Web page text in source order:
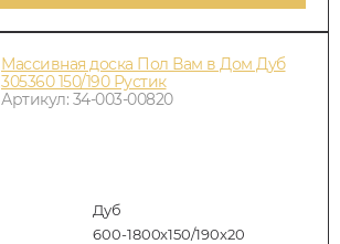
Массивная доска Пол Вам в Дом Дуб
305360 150/190 Рустик
Артикул: 34-003-00820
Дуб
600-1800x150/190x20